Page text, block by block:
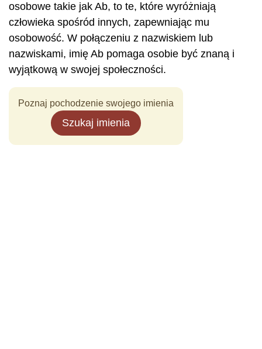
osobowe takie jak Ab, to te, które wyróżniają
człowieka spośród innych, zapewniając mu
osobowość. W połączeniu z nazwiskiem lub
nazwiskami, imię Ab pomaga osobie być znaną i
wyjątkową w swojej społeczności.
Poznaj pochodzenie swojego imienia
Szukaj imienia